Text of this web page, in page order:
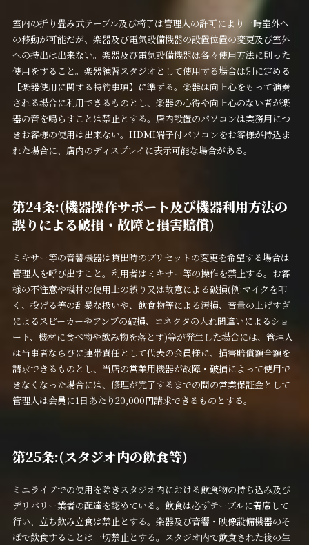
室内の折り畳み式テーブル及び椅子は管理人の許可により一時室外へ
の移動が可能だが、楽器及び電気設備機器の設置位置の変更及び室外
への持出は出来ない。楽器及び電気設備機器は各々使用方法に則った
使用をすること。楽器練習スタジオとして使用する場合は別に定める
【楽器使用に関する特約事項】に準ずる。楽器は向上心をもって演奏
される場合に利用できるものとし、楽器の心得や向上心のない者が楽
器の音を鳴らすことは禁止とする。店内設置のパソコンは業務用につ
きお客様の使用は出来ない。HDMI端子付パソコンをお客様が持込ま
れた場合に、店内のディスプレイに表示可能な場合がある。
第24条:(機器操作サポート及び機器利用方法の
誤りによる破損・故障と損害賠償)
ミキサー等の音響機器は貸出時のプリセットの変更を希望する場合は
管理人を呼び出すこと。利用者はミキサー等の操作を禁止する。お客
様の不注意や機材の使用上の誤り又は故意による破損(例:マイクを叩
く、投げる等の乱暴な扱いや、飲食物等による汚損、音量の上げすぎ
によるスピーカーやアンプの破損、コネクタの入れ間違いによるショ
ート、機材に食べ物や飲み物を落とす)等が発生した場合には、管理人
は当事者ならびに連帯責任として代表の会員様に、損害賠償額全額を
請求できるものとし、当店の営業用機器が故障・破損によって使用で
きなくなった場合には、修理が完了するまでの間の営業保証金として
管理人は会員に1日あたり20,000円請求できるものとする。
第25条:(スタジオ内の飲食等)
ミニライブでの使用を除きスタジオ内における飲食物の持ち込み及び
デリバリー業者の配達を認めている。飲食は必ずテーブルに着席して
行い、立ち飲み立食は禁止とする。楽器及び音響・映像設備機器のそ
ばで飲食することは一切禁止とする。スタジオ内で飲食された後の生